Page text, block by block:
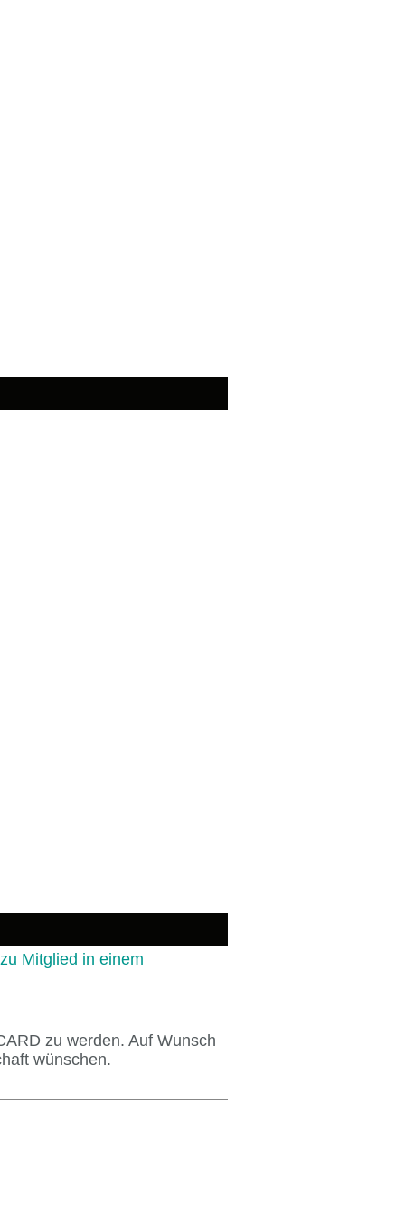
Mitglied in einem
zu werden. Auf Wunsch
wünschen.